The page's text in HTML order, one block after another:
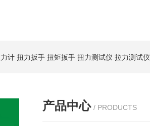
计 扭力扳手 扭矩扳手 扭力测试仪 拉力测试仪
产品中心 / PRODUCTS